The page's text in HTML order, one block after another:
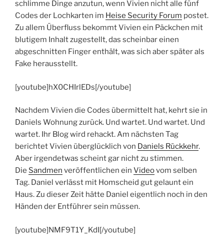
schlimme Dinge anzutun, wenn Vivien nicht alle fünf
Codes der Lochkarten im Heise Security Forum postet.
Zu allem Überfluss bekommt Vivien ein Päckchen mit
blutigem Inhalt zugestellt, das scheinbar einen
abgeschnitten Finger enthält, was sich aber später als
Fake herausstellt.
[youtube]hX0CHIrlEDs[/youtube]
Nachdem Vivien die Codes übermittelt hat, kehrt sie in
Daniels Wohnung zurück. Und wartet. Und wartet. Und
wartet. Ihr Blog wird rehackt. Am nächsten Tag
berichtet Vivien überglücklich von Daniels Rückkehr.
Aber irgendetwas scheint gar nicht zu stimmen.
Die Sandmen veröffentlichen ein Videovom selben
Tag. Daniel verlässt mit Homscheid gut gelaunt ein
Haus. Zu dieser Zeit hätte Daniel eigentlich noch in den
Händen der Entführer sein müssen.
[youtube]NMF9T1Y_KdI[/youtube]